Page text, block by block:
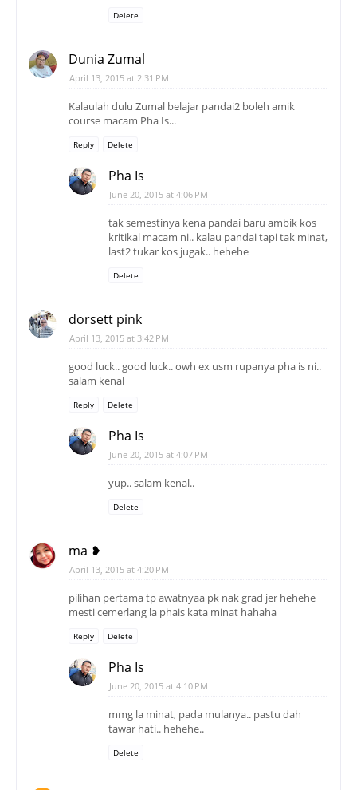
Delete
Dunia Zumal
April 13, 2015 at 2:31 PM
Kalaulah dulu Zumal belajar pandai2 boleh amik
course macam Pha Is...
Reply Delete
Pha Is
June 20, 2015 at 4:06 PM
tak semestinya kena pandai baru ambik kos
kritikal macam ni.. kalau pandai tapi tak minat,
last2 tukar kos jugak.. hehehe
Delete
dorsett pink
April 13, 2015 at 3:42 PM
good luck.. good luck.. owh ex usm rupanya pha is ni..
salam kenal
Reply Delete
Pha Is
June 20, 2015 at 4:07 PM
yup.. salam kenal..
Delete
ma ❥
April 13, 2015 at 4:20 PM
pilihan pertama tp awatnyaa pk nak grad jer hehehe
mesti cemerlang la phais kata minat hahaha
Reply Delete
Pha Is
June 20, 2015 at 4:10 PM
mmg la minat, pada mulanya.. pastu dah
tawar hati.. hehehe..
Delete